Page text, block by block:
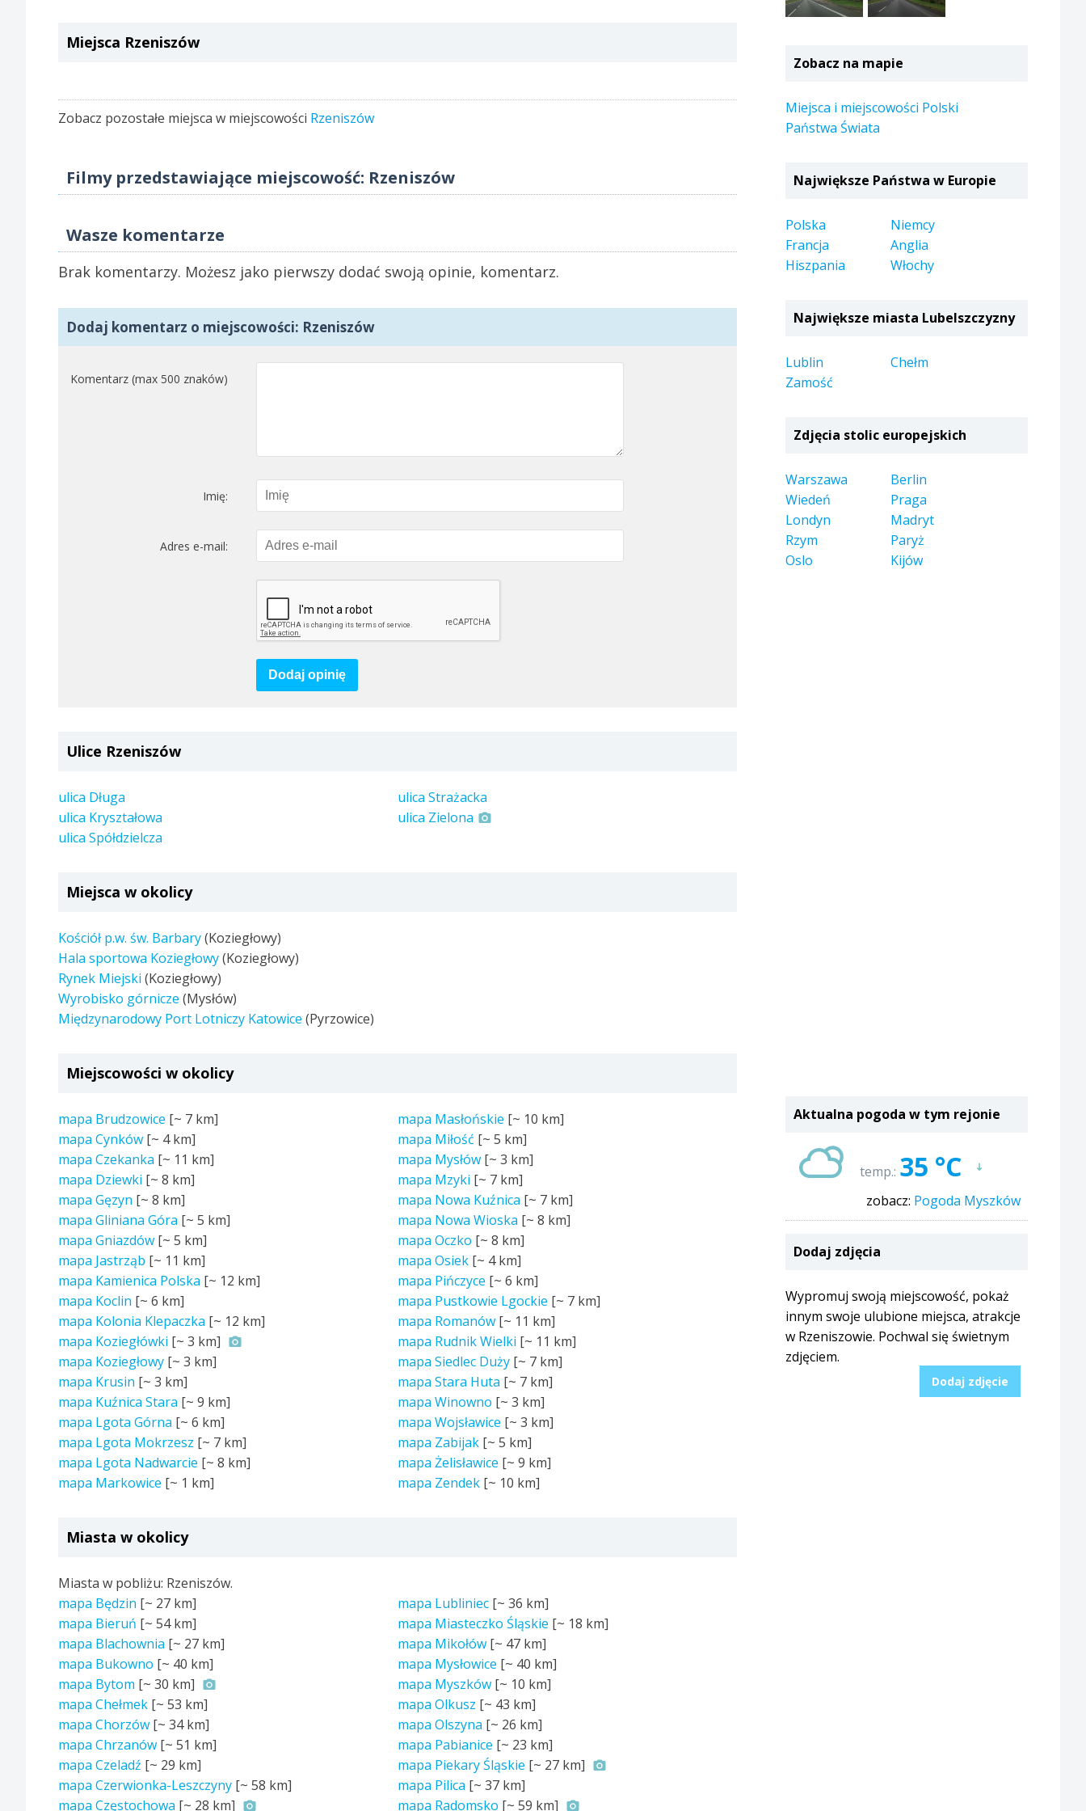
Miejsca Rzeniszów
Zobacz pozostałe miejsca w miejscowości Rzeniszów
Filmy przedstawiające miejscowość: Rzeniszów
Wasze komentarze
Brak komentarzy. Możesz jako pierwszy dodać swoją opinie, komentarz.
Dodaj komentarz o miejscowości: Rzeniszów
Komentarz (max 500 znaków)
Imię:
Adres e-mail:
Dodaj opinię
Ulice Rzeniszów
ulica Długa
ulica Kryształowa
ulica Spółdzielcza
ulica Strażacka
ulica Zielona
Miejsca w okolicy
Kościół p.w. św. Barbary(Koziegłowy)
Hala sportowa Koziegłowy(Koziegłowy)
Rynek Miejski (Koziegłowy)
Wyrobisko górnicze (Mysłów)
Międzynarodowy Port Lotniczy Katowice (Pyrzowice)
Miejscowości w okolicy
mapa Brudzowice [~ 7 km]
mapa Cynków [~ 4 km]
mapa Czekanka [~ 11 km]
mapa Dziewki [~ 8 km]
mapa Gęzyn [~ 8 km]
mapa Gliniana Góra [~ 5 km]
mapa Gniazdów [~ 5 km]
mapa Jastrząb [~ 11 km]
mapa Kamienica Polska [~ 12 km]
mapa Koclin [~ 6 km]
mapa Kolonia Klepaczka [~ 12 km]
mapa Koziegłówki [~ 3 km]
mapa Koziegłowy [~ 3 km]
mapa Krusin [~ 3 km]
mapa Kuźnica Stara [~ 9 km]
mapa Lgota Górna [~ 6 km]
mapa Lgota Mokrzesz [~ 7 km]
mapa Lgota Nadwarcie [~ 8 km]
mapa Markowice [~ 1 km]
mapa Masłońskie [~ 10 km]
mapa Miłość [~ 5 km]
mapa Mysłów[~ 3 km]
mapa Mzyki [~ 7 km]
mapa Nowa Kuźnica [~ 7 km]
mapa Nowa Wioska [~ 8 km]
mapa Oczko [~ 8 km]
mapa Osiek[~ 4 km]
mapa Pińczyce [~ 6 km]
mapa Pustkowie Lgockie [~ 7 km]
mapa Romanów[~ 11 km]
mapa Rudnik Wielki [~ 11 km]
mapa Siedlec Duży[~ 7 km]
mapa Stara Huta [~ 7 km]
mapa Winowno [~ 3 km]
mapa Wojsławice [~ 3 km]
mapa Zabijak[~ 5 km]
mapa Żelisławice [~ 9 km]
mapa Zendek[~ 10 km]
Miasta w okolicy
Miasta w pobliżu: Rzeniszów.
mapa Będzin [~ 27 km]
mapa Bieruń [~ 54 km]
mapa Blachownia [~ 27 km]
mapa Bukowno [~ 40 km]
mapa Bytom [~ 30 km]
mapa Chełmek [~ 53 km]
mapa Chorzów [~ 34 km]
mapa Chrzanów [~ 51 km]
mapa Czeladź [~ 29 km]
mapa Czerwionka-Leszczyny [~ 58 km]
mapa Częstochowa [~ 28 km]
mapa Lubliniec[~ 36 km]
mapa Miasteczko Śląskie [~ 18 km]
mapa Mikołów[~ 47 km]
mapa Mysłowice [~ 40 km]
mapa Myszków[~ 10 km]
mapa Olkusz [~ 43 km]
mapa Olszyna [~ 26 km]
mapa Pabianice [~ 23 km]
mapa Piekary Śląskie [~ 27 km]
mapa Pilica [~ 37 km]
mapa Radomsko [~ 59 km]
Zobacz na mapie
Miejsca i miejscowości Polski
Państwa Świata
Największe Państwa w Europie
Polska
Niemcy
Francja
Anglia
Hiszpania
Włochy
Największe miasta Lubelszczyzny
Lublin
Chełm
Zamość
Zdjęcia stolic europejskich
Warszawa
Berlin
Wiedeń
Praga
Londyn
Madryt
Rzym
Paryż
Oslo
Kijów
Aktualna pogoda w tym rejonie
temp.: 35 °C
zobacz: Pogoda Myszków
Dodaj zdjęcia
Wypromuj swoją miejscowość, pokaż
innym swoje ulubione miejsca, atrakcje
w Rzeniszowie. Pochwal się świetnym
zdjęciem.
Dodaj zdjęcie